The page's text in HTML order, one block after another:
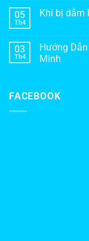
05
Th4
Khi bị dẫm
03
Th4
Hướng
Minh
FACEBOOK